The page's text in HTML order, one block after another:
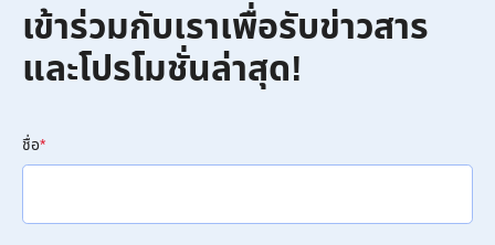
เข้าร่วมกับเราเพื่อรับข่าวสาร
และโปรโมชั่นล่าสุด!
ชื่อ*